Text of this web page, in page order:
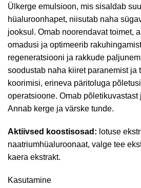
Ülkerge emulsioon, mis sisaldab
hüaluroonhapet, niisutab naha
jooksul. Omab noorendavat toimet,
omadusi ja optimeerib
regeneratsiooni ja rakkude
soodustab naha kiiret paranemist ja
koorimisi, erineva päritoluga
operatsioone. Omab põletikuvastast
Annab kerge ja värske tunde.
Aktiivsed koostisosad: lotuse
naatriumhüaluroonaat, valge tee
kaera ekstrakt.
Kasutamine